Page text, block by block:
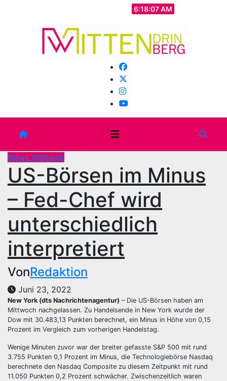
6:18:09 AM
News Weltweit
US-Börsen im Minus
– Fed-Chef wird
unterschiedlich
interpretiert
VonRedaktion
Juni 23, 2022
New York (dts Nachrichtenagentur) – Die US-Börsen haben am
Mittwoch nachgelassen. Zu Handelsende in New York wurde der
Dow mit 30.483,13 Punkten berechnet, ein Minus in Höhe von 0,15
Prozent im Vergleich zum vorherigen Handelstag.
Wenige Minuten zuvor war der breiter gefasste S&P 500 mit rund
3.755 Punkten 0,1 Prozent im Minus, die Technologiebörse Nasdaq
berechnete den Nasdaq Composite zu diesem Zeitpunkt mit rund
11.050 Punkten 0,2 Prozent schwächer. Zwischenzeitlich waren